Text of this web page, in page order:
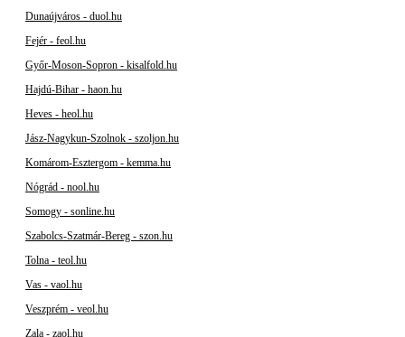
Dunaújváros - duol.hu
Fejér - feol.hu
Győr-Moson-Sopron - kisalfold.hu
Hajdú-Bihar - haon.hu
Heves - heol.hu
Jász-Nagykun-Szolnok - szoljon.hu
Komárom-Esztergom - kemma.hu
Nógrád - nool.hu
Somogy - sonline.hu
Szabolcs-Szatmár-Bereg - szon.hu
Tolna - teol.hu
Vas - vaol.hu
Veszprém - veol.hu
Zala - zaol.hu